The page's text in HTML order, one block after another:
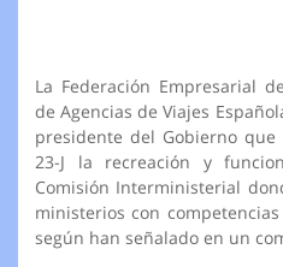
La Federación Empresarial
de Agencias de Viajes
presidente del Gobierno
23-J la recreación y
Comisión Interministerial
ministerios con
según han señalado en un